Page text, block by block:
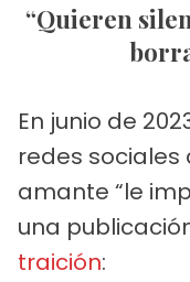
“Quieren silenciarme”: le rogaron que
En junio de
redes sociales
amante “le
una
traición: